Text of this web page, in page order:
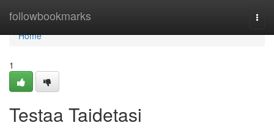
followbookmarks
Home
Home
1
Testaa Taidetasi